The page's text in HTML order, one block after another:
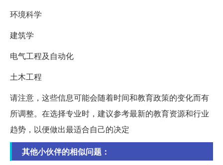
环境科学
建筑学
电气工程及自动化
土木工程
请注意，这些信息可能会随着时间和教育政策的变化而有
所调整。在选择专业时，建议参考最新的教育资源和行业
趋势，以便做出最适合自己的决定
其他小伙伴的相似问题：